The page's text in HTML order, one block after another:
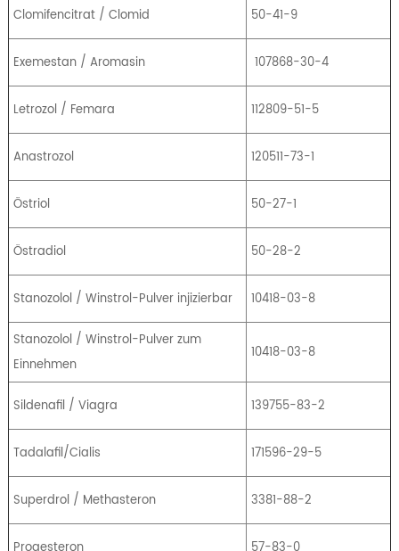
Clomifencitrat / Clomid 50-41-9
Exemestan / Aromasin 107868-30-4
Letrozol / Femara 112809-51-5
Anastrozol 120511-73-1
Östriol 50-27-1
Östradiol 50-28-2
Stanozolol / Winstrol-Pulver injizierbar 10418-03-8
Stanozolol / Winstrol-Pulver zum
Einnehmen
10418-03-8
Sildenafil / Viagra 139755-83-2
Tadalafil/Cialis 171596-29-5
Superdrol / Methasteron 3381-88-2